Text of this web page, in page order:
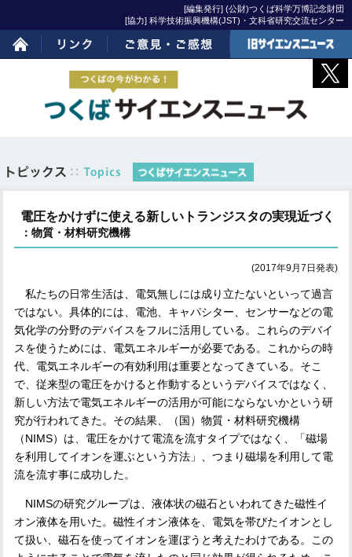
[編集発行] (公財)つくば科学万博記念財団
[協力] 科学技術振興機構(JST)・文科省研究交流センター
ホーム リンク ご意見・ご感想
旧サイエンスニュー
電圧をかけずに使える新しいトランジスタの実現近づく
：物質・材料研究機構
(2017年9月7日発表)
私たちの日常生活は、電気無しには成り立たないといって過言
ではない。具体的には、電池、キャパシター、センサーなどの電
気化学の分野のデバイスをフルに活用している。これらのデバイ
スを使うためには、電気エネルギーが必要である。これからの時
代、電気エネルギーの有効利用は重要となってきている。そこ
で、従来型の電圧をかけると作動するというデバイスではなく、
新しい方法で電気エネルギーの活用が可能にならないかという研
究が行われてきた。その結果、（国）物質・材料研究機構
（NIMS）は、電圧をかけて電流を流すタイプではなく、「磁場
を利用してイオンを運ぶという方法」、つまり磁場を利用して電
流を流す事に成功した。
NIMSの研究グループは、液体状の磁石といわれてきた磁性イ
オン液体を用いた。磁性イオン液体を、電気を帯びたイオンとし
て扱い、磁石を使ってイオンを運ぼうと考えたわけである。この